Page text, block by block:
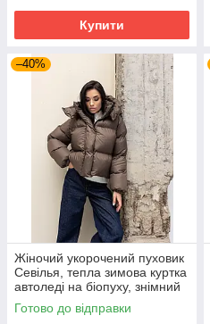
Купити
–40%
Жіночий укорочений пуховик
Севілья, тепла зимова куртка
автоледі на біопуху, знімний
капюшон 40–50 шоколад
Готово до відправки